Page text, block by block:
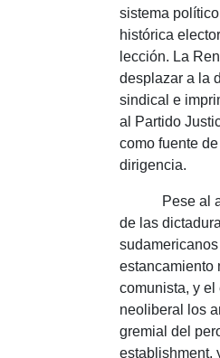
sistema
histórica
lección. La
desplazar a la
sindical e
al Partido
como fuente
dirigencia.
Pese al
de las
estancamiento
comunista, y el
neoliberal los
gremial del
establishment,